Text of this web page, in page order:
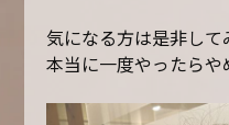
気になる方は是非して
本当に一度やったらや